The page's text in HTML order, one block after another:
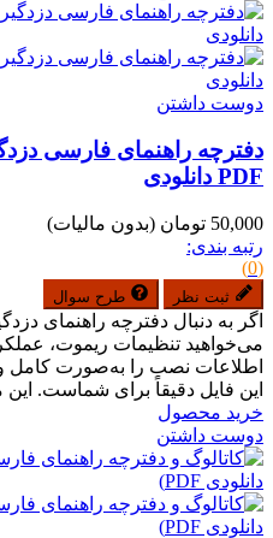
دوست داشتن
PDF دانلودی
50,000 تومان
(بدون مالیات)
رتبه بندی:
(0)
ثبت نظر طرح سوال
می‌خواهید تنظیمات ریموت،
اطلاعات نصب را به‌صورت کامل و
این فایل دقیقاً برای شماست.
خرید محصول
دوست داشتن